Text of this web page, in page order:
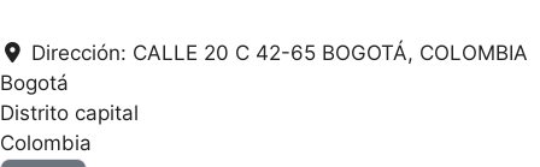
Dirección: CALLE 20 C 42-65 BOGOTÁ, COLOMBIA
Bogotá
Distrito capital
Colombia